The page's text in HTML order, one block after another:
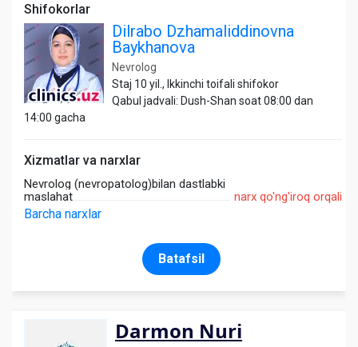
Shifokorlar
Dilrabo Dzhamaliddinovna
Baykhanova
Nevrolog
Staj 10 yil., Ikkinchi toifali shifokor
Qabul jadvali: Dush-Shan soat 08:00 dan
14:00 gacha
Xizmatlar va narxlar
Nevrolog (nevropatolog)bilan dastlabki
maslahat
narx qo'ng'iroq orqali
Barcha narxlar
Batafsil
Darmon Nuri